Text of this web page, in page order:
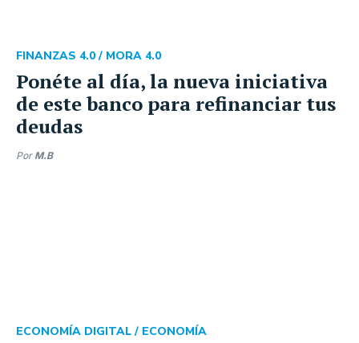
Ponéte al día, la nueva iniciativa
de este banco para refinanciar tus
deudas
FINANZAS 4.0 / MORA 4.0
Por M.B
ECONOMÍA DIGITAL / ECONOMÍA